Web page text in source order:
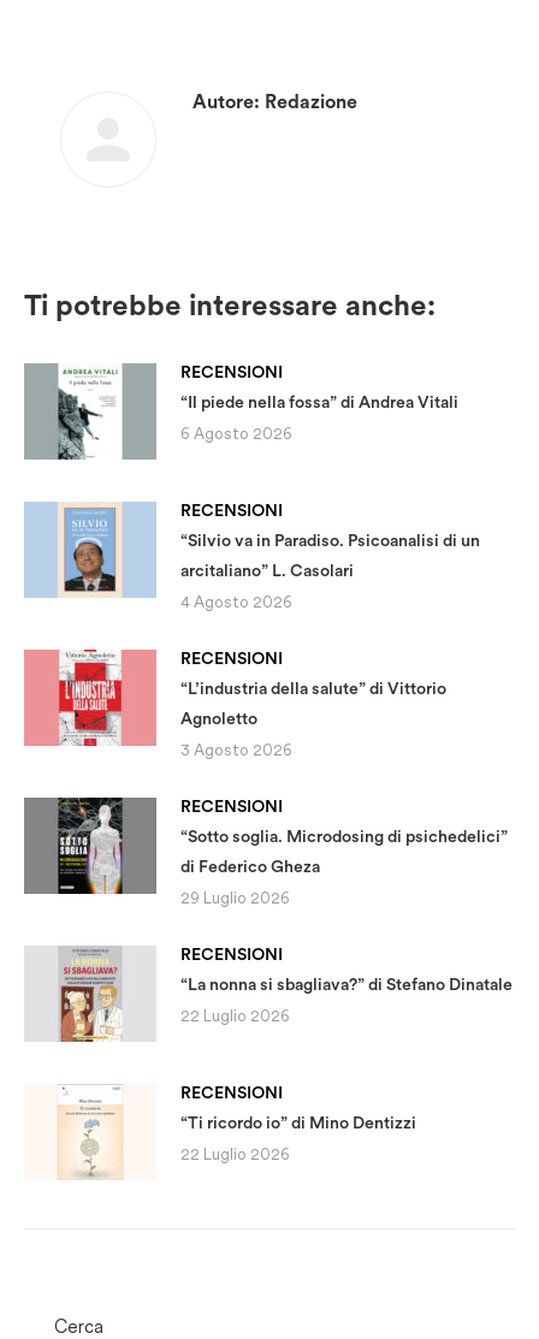
Autore: Redazione
Ti potrebbe interessare anche:
RECENSIONI
“Il piede nella fossa” di Andrea Vitali
6 Agosto 2026
RECENSIONI
“Silvio va in Paradiso. Psicoanalisi di un
arcitaliano” L. Casolari
4 Agosto 2026
RECENSIONI
“L’industria della salute” di Vittorio
Agnoletto
3 Agosto 2026
RECENSIONI
“Sotto soglia. Microdosing di psichedelici”
di Federico Gheza
29 Luglio 2026
RECENSIONI
“La nonna si sbagliava?” di Stefano Dinatale
22 Luglio 2026
RECENSIONI
“Ti ricordo io” di Mino Dentizzi
22 Luglio 2026
Cerca